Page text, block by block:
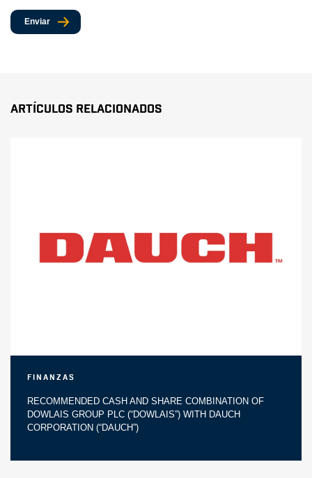
Enviar
Artículos Relacionados
Finanzas
RECOMMENDED CASH AND SHARE COMBINATION OF
DOWLAIS GROUP PLC (“DOWLAIS”) WITH DAUCH
CORPORATION (“DAUCH”)